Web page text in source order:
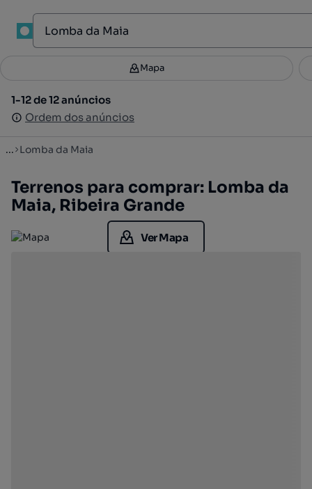
Filtros 2
1-12 de 12 anúncios
Ordem dos anúncios
Mapa
1-12 de 12 anúncios
Ordem dos anúncios
... Lomba da Maia
Terrenos para comprar: Lomba da
Maia, Ribeira Grande
Ver Mapa